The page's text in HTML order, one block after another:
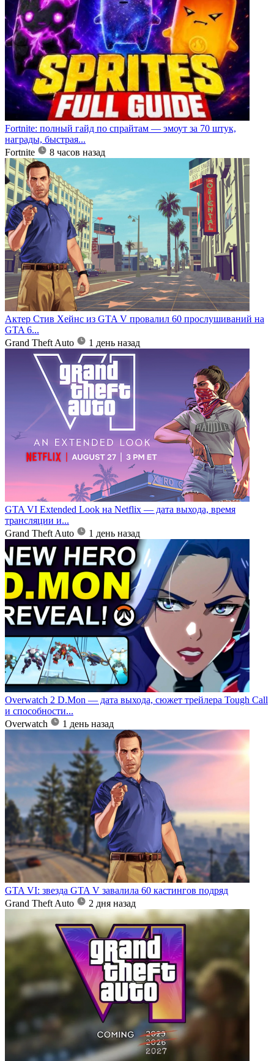
Fortnite: полный гайд по спрайтам — эмоут за 70 штук,
награды, быстрая...
Fortnite
8 часов назад
Актер Стив Хейнс из GTA V провалил 60 прослушиваний на
GTA 6...
Grand Theft Auto
1 день назад
GTA VI Extended Look на Netflix — дата выхода, время
трансляции и...
Grand Theft Auto
1 день назад
Overwatch 2 D.Mon — дата выхода, сюжет трейлера Tough Call
и способности...
Overwatch
1 день назад
GTA VI: звезда GTA V завалила 60 кастингов подряд
Grand Theft Auto
2 дня назад